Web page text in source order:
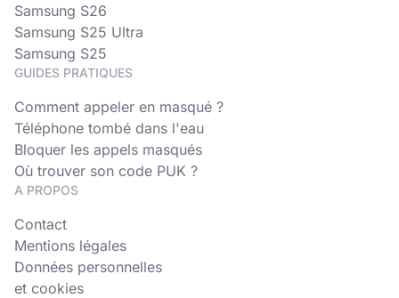
Samsung S26
Samsung S25 Ultra
Samsung S25
GUIDES PRATIQUES
Comment appeler en masqué ?
Téléphone tombé dans l'eau
Bloquer les appels masqués
Où trouver son code PUK ?
A PROPOS
Contact
Mentions légales
Données personnelles
et cookies